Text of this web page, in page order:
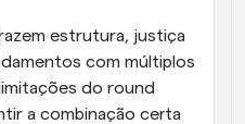
estrutura, justiça
com múltiplos
do round
a combinação certa